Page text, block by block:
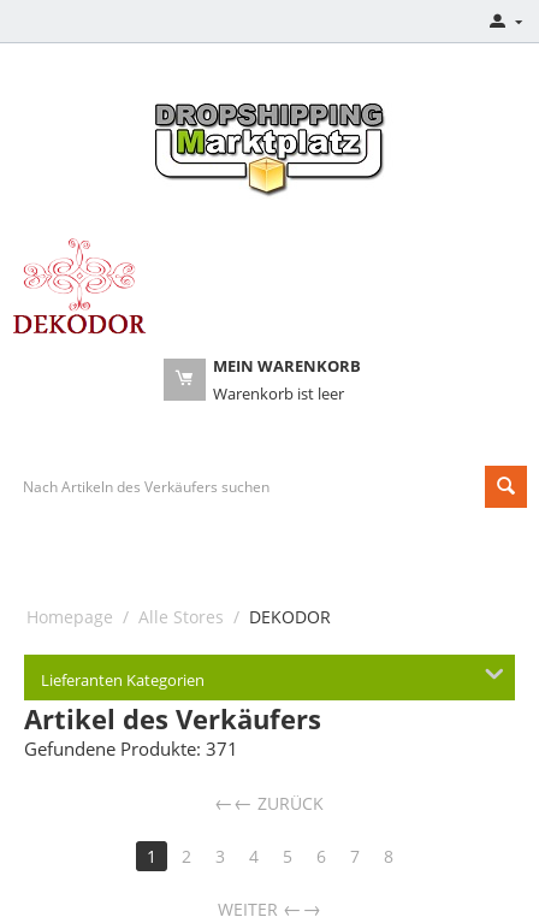
MEIN WARENKORB
Warenkorb ist leer
Homepage / Alle Stores / DEKODOR
Lieferanten Kategorien
Artikel des Verkäufers
Gefundene Produkte: 371
← ZURÜCK
1 2 3 4 5 6 7 8
WEITER →